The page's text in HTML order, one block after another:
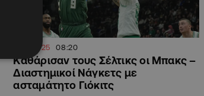
12.12.2025 08:20
Καθάρισαν τους Σέλτικς οι Μπακς –
Διαστημικοί Νάγκετς με
ασταμάτητο Γιόκιτς